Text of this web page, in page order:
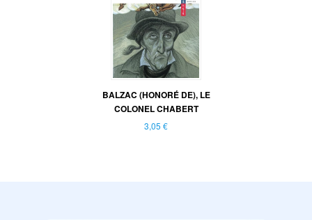
BALZAC (HONORÉ DE), LE
COLONEL CHABERT
3,05 €